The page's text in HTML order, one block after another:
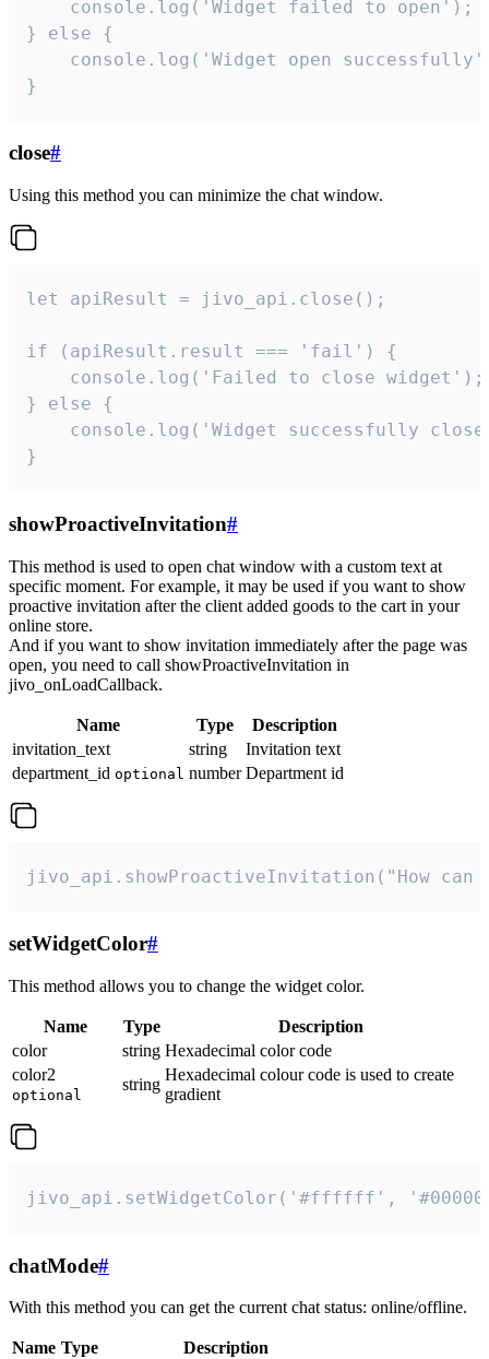
    console.log('Widget failed to open');
} else {
console.log('Widget open
}
close#
Using this method you can minimize the chat window.
let apiResult = jivo_api.close();
if (apiResult.result === 'fail') {
    console.log('Failed to close widget');
} else {
console.log('Widget successfully
}
showProactiveInvitation#
This method is used to open chat window with a custom text at
specific moment. For example, it may be used if you want to show
proactive invitation after the client added goods to the cart in your
online store.
And if you want to show invitation immediately after the page was
open, you need to call showProactiveInvitation in
jivo_onLoadCallback.
Name Type
Description
invitation_text
string
Invitation text
department_id optional number Department id
jivo_api.showProactiveInvitation("How
setWidgetColor#
This method allows you to change the widget color.
Name Type
Description
color
string Hexadecimal color code
color2
optional
string
Hexadecimal colour code is used to create
gradient
jivo_api.setWidgetColor('#ffffff',
chatMode#
With this method you can get the current chat status: online/offline.
Name Type
Description